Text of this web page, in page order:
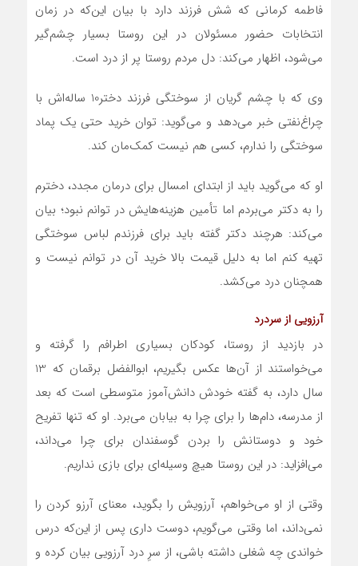
فاطمه کرمانی که شش فرزند دارد با بیان این‌که در زمان
انتخابات حضور مسئولان در این روستا بسیار چشم‌گیر
می‌شود، اظهار می‌کند: دل مردم روستا پر از درد است.
وی که با چشم گریان از سوختگی فرزند دختر10 ساله‌اش با
چراغ‌نفتی خبر می‌دهد و می‌گوید: توان خرید حتی یک پماد
سوختگی را ندارم، کسی هم نیست کمک‌مان کند.
او که می‌گوید باید از ابتدای امسال برای درمان مجدد، دخترم
را به دکتر می‌بردم اما تأمین هزینه‌هایش در توانم نبود؛ بیان
می‌کند: هرچند دکتر گفته باید برای فرزندم لباس سوختگی
تهیه کنم اما به دلیل قیمت بالا خرید آن در توانم نیست و
همچنان درد می‌کشد.
آرزویی از سردرد
در بازدید از روستا، کودکان بسیاری اطرافم را گرفته و
می‌خواستند از آن‌ها عکس بگیریم، ابوالفضل برقمان که 13
سال دارد، به گفته خودش دانش‌آموز متوسطی است که بعد
از مدرسه، دام‌ها را برای چرا به بیابان می‌برد. او که تنها تفریح
خود و دوستانش را بردن گوسفندان برای چرا می‌داند،
می‌افزاید: در این روستا هیچ وسیله‌ای برای بازی نداریم.
وقتی از او می‌خواهم، آرزویش را بگوید، معنای آرزو کردن را
نمی‌داند، اما وقتی می‌گویم، دوست داری پس ‌از این‌که درس
خواندی چه شغلی داشته باشی، از سرِ درد آرزویی بیان کرده و